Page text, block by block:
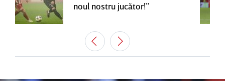
noul nostru jucător!”